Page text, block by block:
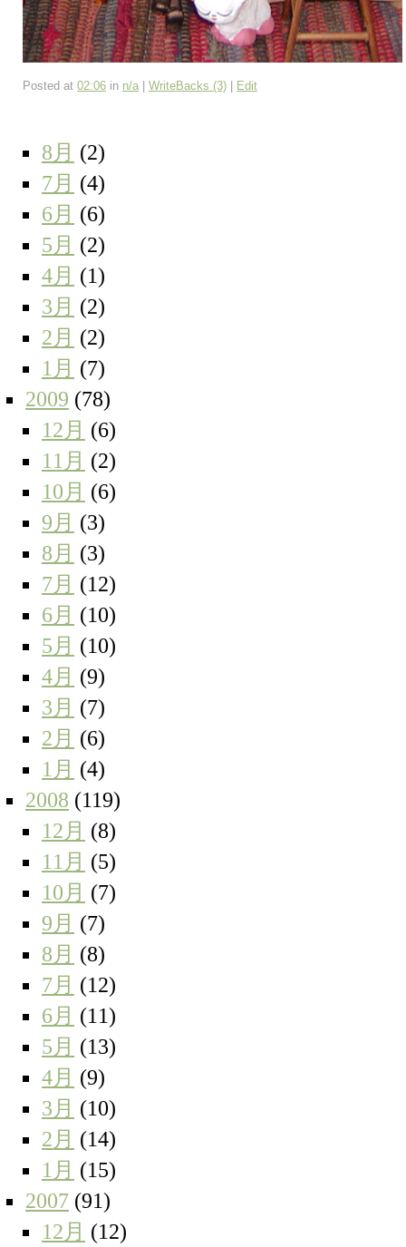
Posted at 02:06 in n/a WriteBacks (3) Edit
8月 (2)
7月 (4)
6月 (6)
5月 (2)
4月 (1)
3月 (2)
2月 (2)
1月 (7)
2009 (78)
12月 (6)
11月 (2)
10月 (6)
9月 (3)
8月 (3)
7月 (12)
6月 (10)
5月 (10)
4月 (9)
3月 (7)
2月 (6)
1月 (4)
2008 (119)
12月 (8)
11月 (5)
10月 (7)
9月 (7)
8月 (8)
7月 (12)
6月 (11)
5月 (13)
4月 (9)
3月 (10)
2月 (14)
1月 (15)
2007 (91)
12月 (12)